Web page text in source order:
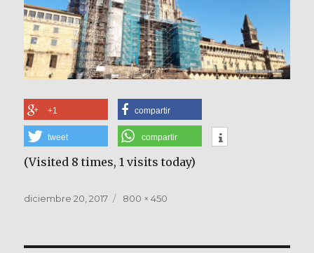
+1 compartir
tweet compartir
(Visited 8 times, 1 visits today)
Publicado
diciembre 20, 2017
Tamaño
800 × 450